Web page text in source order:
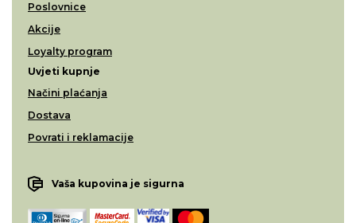
Poslovnice
Akcije
Loyalty program
Uvjeti kupnje
Načini plaćanja
Dostava
Povrati i reklamacije
Vaša kupovina je sigurna